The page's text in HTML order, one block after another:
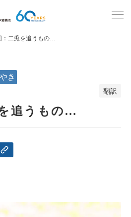
：二兎を追うもの…
き
翻訳
追うもの…